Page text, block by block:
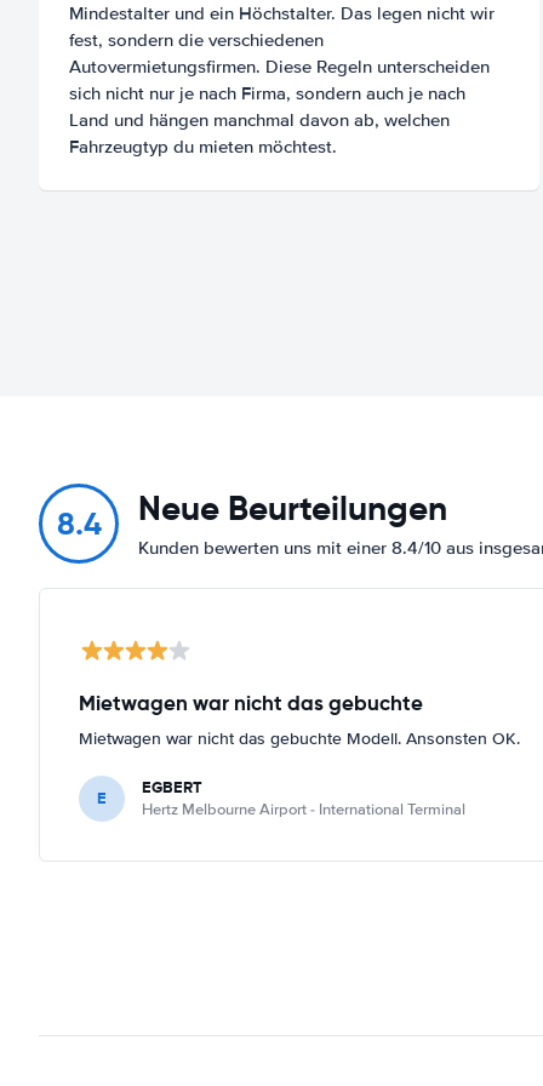
Mindestalter und ein Höchstalter. Das legen nicht wir
fest, sondern die verschiedenen
Autovermietungsfirmen. Diese Regeln unterscheiden
sich nicht nur je nach Firma, sondern auch je nach
Land und hängen manchmal davon ab, welchen
Fahrzeugtyp du mieten möchtest.
8.4 Neue Beurteilungen
Kunden bewerten uns mit einer 8.4/10 aus
Mietwagen war nicht das gebuchte
Mietwagen war nicht das gebuchte Modell. Ansonsten OK.
E EGBERT
Hertz Melbourne Airport - International Terminal